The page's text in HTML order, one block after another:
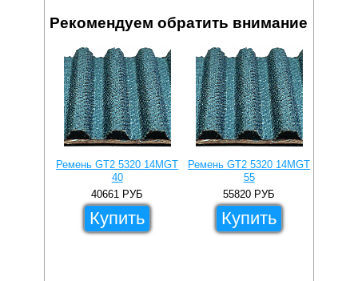
Рекомендуем обратить внимание
Ремень GT2 5320 14MGT
40
40661 РУБ
Купить
Ремень GT2 5320 14MGT
55
55820 РУБ
Купить